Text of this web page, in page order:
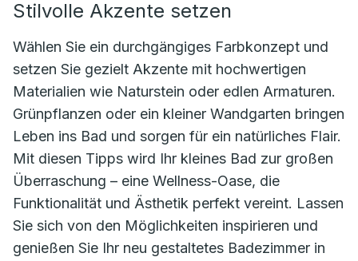
Stilvolle Akzente setzen
Wählen Sie ein durchgängiges Farbkonzept und
setzen Sie gezielt Akzente mit hochwertigen
Materialien wie Naturstein oder edlen Armaturen.
Grünpflanzen oder ein kleiner Wandgarten bringen
Leben ins Bad und sorgen für ein natürliches Flair.
Mit diesen Tipps wird Ihr kleines Bad zur großen
Überraschung – eine Wellness-Oase, die
Funktionalität und Ästhetik perfekt vereint. Lassen
Sie sich von den Möglichkeiten inspirieren und
genießen Sie Ihr neu gestaltetes Badezimmer in